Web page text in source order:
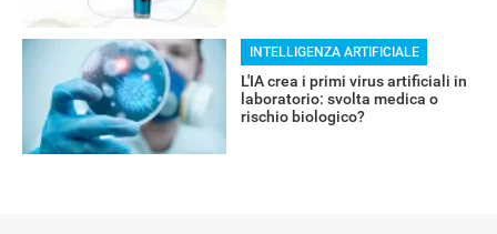
INTELLIGENZA ARTIFICIALE
L'IA crea i primi virus artificiali in
laboratorio: svolta medica o
rischio biologico?